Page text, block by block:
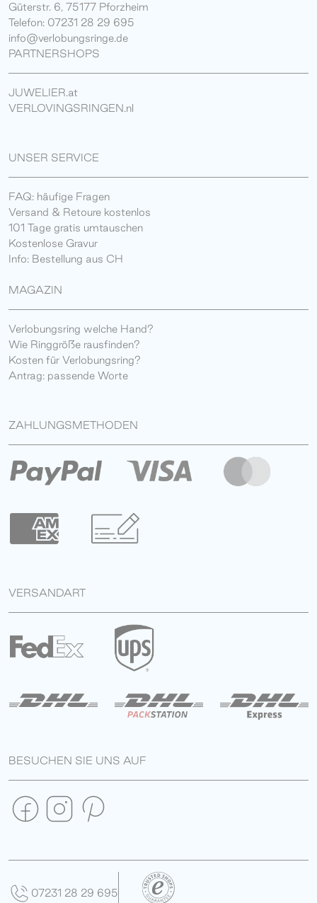
Güterstr. 6, 75177 Pforzheim
Telefon: 07231 28 29 695
info@verlobungsringe.de
PARTNERSHOPS
JUWELIER.at
VERLOVINGSRINGEN.nl
UNSER SERVICE
FAQ: häufige Fragen
Versand & Retoure kostenlos
101 Tage gratis umtauschen
Kostenlose Gravur
Info: Bestellung aus CH
MAGAZIN
Verlobungsring welche Hand?
Wie Ringgröße rausfinden?
Kosten für Verlobungsring?
Antrag: passende Worte
ZAHLUNGSMETHODEN
VERSANDART
BESUCHEN SIE UNS AUF
07231 28 29 695